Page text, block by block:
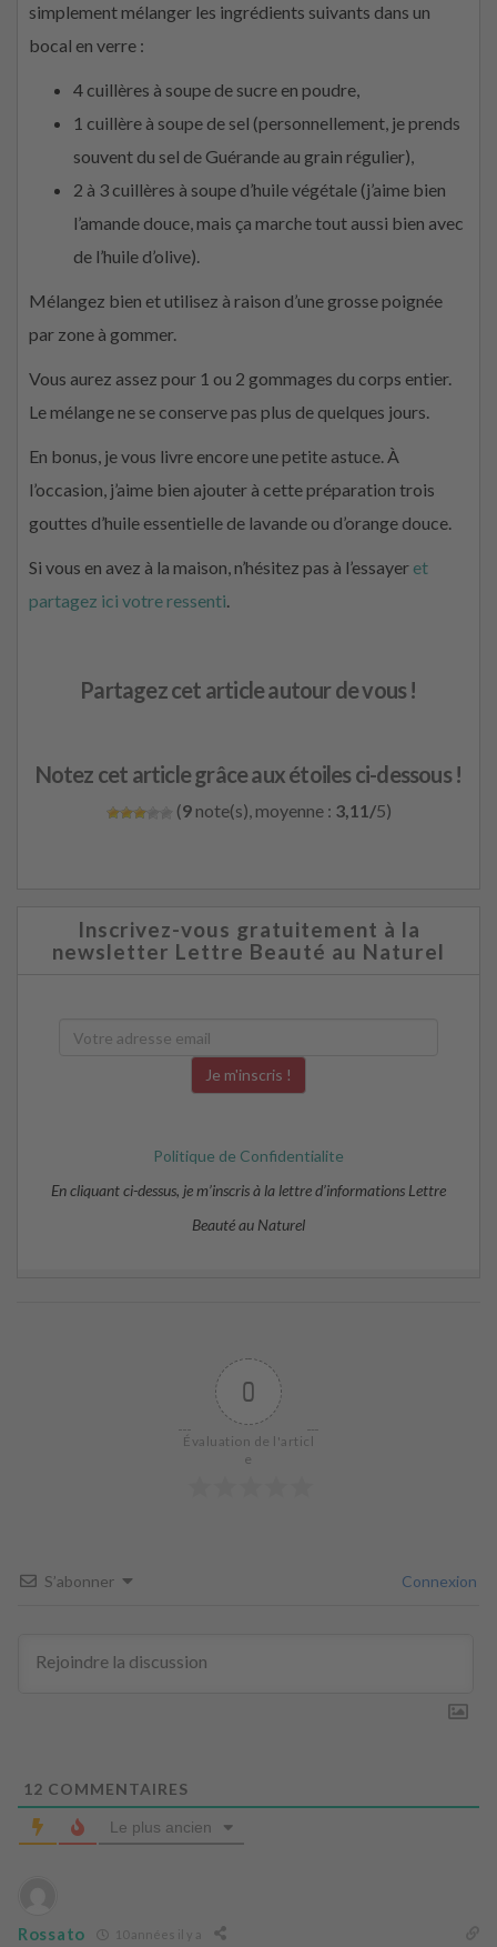
simplement mélanger les ingrédients suivants dans un
bocal en verre :
4 cuillères à soupe de sucre en poudre,
1 cuillère à soupe de sel (personnellement, je prends
souvent du sel de Guérande au grain régulier),
2 à 3 cuillères à soupe d’huile végétale (j’aime bien
l’amande douce, mais ça marche tout aussi bien avec
de l’huile d’olive).
Mélangez bien et utilisez à raison d’une grosse poignée
par zone à gommer.
Vous aurez assez pour 1 ou 2 gommages du corps entier.
Le mélange ne se conserve pas plus de quelques jours.
En bonus, je vous livre encore une petite astuce. À
l’occasion, j’aime bien ajouter à cette préparation trois
gouttes d’huile essentielle de lavande ou d’orange douce.
Si vous en avez à la maison, n’hésitez pas à l’essayer et
partagez ici votre ressenti.
Partagez cet article autour de vous !
Notez cet article grâce aux étoiles ci-dessous !
(9note(s), moyenne : 3,11/5)
Inscrivez-vous gratuitement à la
newsletter Lettre Beauté au Naturel
Politique de Confidentialite
En cliquant ci-dessus, je m’inscris à la lettre d’informations Lettre
Beauté au Naturel
0
Évaluation de l'articl
e
S’abonner Connexion
12 COMMENTAIRES
Le plus ancien
Rossato 10 années il y a